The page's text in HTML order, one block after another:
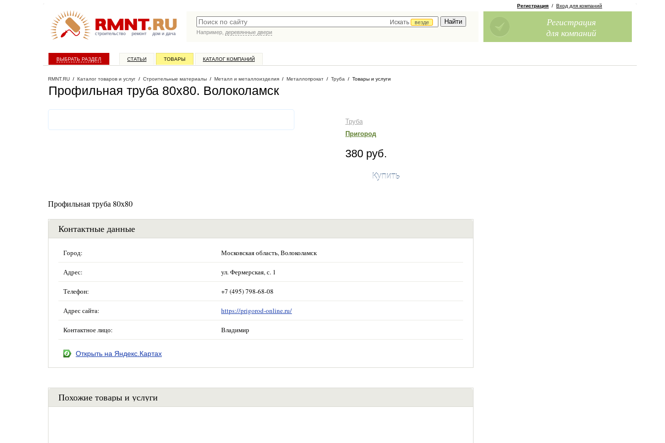
строительство ремонт дом и дача
Искать
везде
Например, деревянные двери
Регистрация / Вход для компаний
Регистрация
для компаний
ВЫБРАТЬ РАЗДЕЛ СТАТЬИ ТОВАРЫ КАТАЛОГ КОМПАНИЙ
RMNT.RU / Каталог товаров и услуг / Строительные материалы / Металл и металлоизделия / Металлопрокат / Труба / Товары и услуги
Профильная труба 80х80. Волоколамск
Труба
Пригород
380 руб.
Купить
Профильная труба 80х80
Контактные данные
Город: Московская область, Волоколамск
Адрес: ул. Фермерская, с. 1
Телефон: +7 (495) 798-68-08
Адрес сайта: https://prigorod-online.ru/
Контактное лицо: Владимир
Открыть на Яндекс.Картах
Похожие товары и услуги